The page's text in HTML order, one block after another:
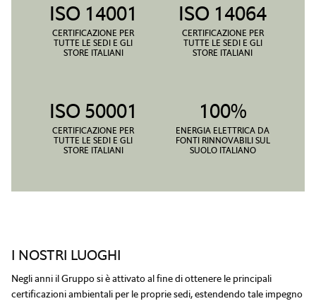
ISO 14001
CERTIFICAZIONE PER
TUTTE LE SEDI E GLI
STORE ITALIANI
ISO 14064
CERTIFICAZIONE PER
TUTTE LE SEDI E GLI
STORE ITALIANI
ISO 50001
CERTIFICAZIONE PER
TUTTE LE SEDI E GLI
STORE ITALIANI
100%
ENERGIA ELETTRICA DA
FONTI RINNOVABILI SUL
SUOLO ITALIANO
I NOSTRI LUOGHI
Negli anni il Gruppo si è attivato al fine di ottenere le principali
certificazioni ambientali per le proprie sedi, estendendo tale impegno